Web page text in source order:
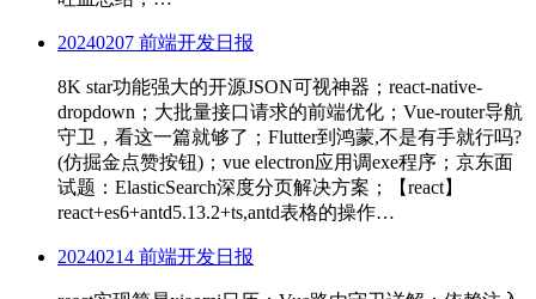
20240207 前端开发日报
8K star功能强大的开源JSON可视神器；react-native-
dropdown；大批量接口请求的前端优化；Vue-router导航
守卫，看这一篇就够了；Flutter到鸿蒙,不是有手就行吗?
(仿掘金点赞按钮)；vue electron应用调exe程序；京东面
试题：ElasticSearch深度分页解决方案；【react】
react+es6+antd5.13.2+ts,antd表格的操作…
20240214 前端开发日报